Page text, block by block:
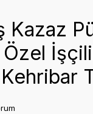
Kazaz
Kehribar